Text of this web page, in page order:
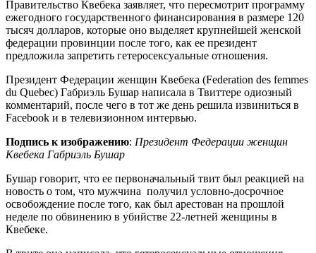
Правительство Квебека заявляет, что пересмотрит программу
ежегодного государственного финансирования в размере 120
тысяч долларов, которые оно выделяет крупнейшей женской
федерации провинции после того, как ее президент
предложила запретить гетеросексуальные отношения.
Президент Федерации женщин Квебека (Federation des femmes
du Quebec) Габриэль Бушар написала в Твиттере одиозный
комментарий, после чего в тот же день решила извиниться в
Facebook и в телевизионном интервью.
Подпись к изображению: Президент Федерации женщин
Квебека Габриэль Бушар
Бушар говорит, что ее первоначальный твит был реакцией на
новость о том, что мужчина получил условно-досрочное
освобождение после того, как был арестован на прошлой
неделе по обвинению в убийстве 22-летней женщины в
Квебеке.